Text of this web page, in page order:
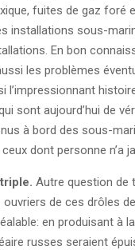
fuites de gaz foré
installations sous-
En bon
les problèmes
l’impressionnant
sont aujourd’hui de
à bord des sous-
dont personne n’a
Autre question de
de ces drôles
en produisant à
russes seraient